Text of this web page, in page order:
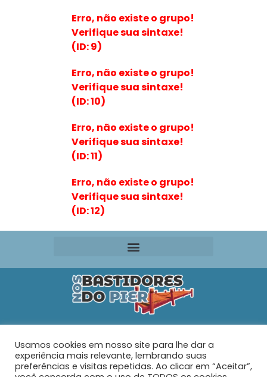
Erro, não existe o grupo!
Verifique sua sintaxe!
(ID: 9)
Erro, não existe o grupo!
Verifique sua sintaxe!
(ID: 10)
Erro, não existe o grupo!
Verifique sua sintaxe!
(ID: 11)
Erro, não existe o grupo!
Verifique sua sintaxe!
(ID: 12)
Rua Maria de Souza Santos Nº 159 – AP 401 –
Tabuleiro – Barra Velha – SC
Usamos cookies em nosso site para lhe dar a
experiência mais relevante, lembrando suas
preferências e visitas repetidas. Ao clicar em “Aceitar”,